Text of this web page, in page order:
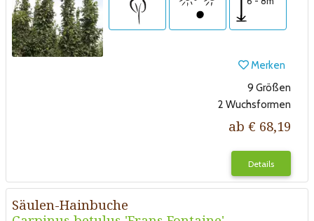
Merken
9 Größen
2 Wuchsformen
ab € 68,19
Details
Säulen-Hainbuche